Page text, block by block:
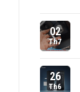
02
Th7
26
Th6